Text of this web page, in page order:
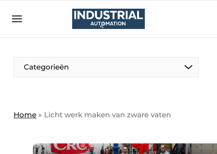
Aanmelden
Bedrijven
Bedrijven
Direct contact
Evenement aanmelden
Categorieën
Home » Licht werk maken van zware vaten